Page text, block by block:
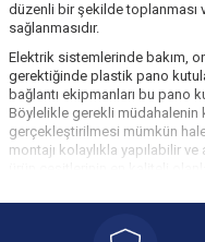
düzenli bir şekilde toplanması
sağlanmasıdır.
Elektrik sistemlerinde bakım,
gerektiğinde plastik pano
bağlantı ekipmanları bu pano
Böylelikle gerekli
gerçekleştirilmesi mümkün
montajı kolaylıkla yapılabilir
tarafından geliştirilen en iyi